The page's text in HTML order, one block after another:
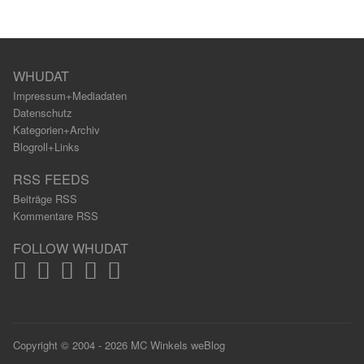
WHUDAT
Impressum+Mediadaten
Datenschutz
Kategorien+Archiv
Blogroll+Links
RSS FEEDS
Beiträge RSS
Kommentare RSS
FOLLOW WHUDAT
Copyright © 2004 - 2026 MC Winkels weBlog